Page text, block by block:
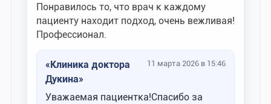
Понравилось то, что врач к каждому
пациенту находит подход, очень вежливая!
Профессионал.
«Клиника доктора
Дукина»
11 марта 2026 в 15:46
Уважаемая пациентка!Спасибо за